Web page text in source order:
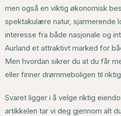
men også en viktig økonomisk
spektakulære natur, sjarmerende
interesse fra både nasjonale og
Aurland et attraktivt marked for
Men hvordan sikrer du at du får
eller finner drømmeboligen til
Svaret ligger i å velge riktig
artikkelen tar vi deg gjennom alt